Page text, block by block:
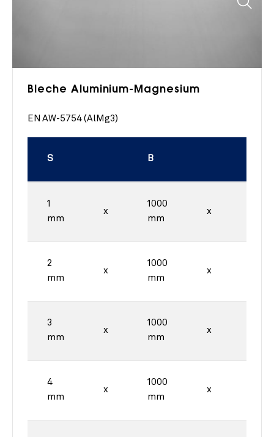
Bleche Aluminium-Magnesium
EN AW-5754 (AlMg3)
S B
1
mm
x
1000
mm
x
2
mm
x
1000
mm
x
3
mm
x
1000
mm
x
4
mm
x
1000
mm
x